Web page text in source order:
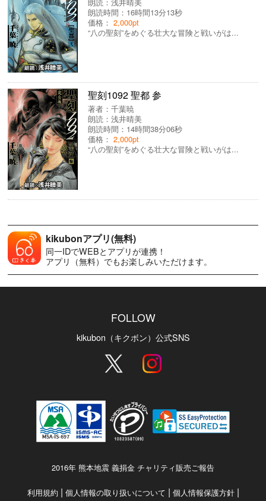
朗読時間：16時間13分13秒
価格：2,000pt
“八の聖刻”をめぐる壮大な冒険と戦いがは...
聖刻1092 聖都 参
著者：千葉暁
朗読：浅井晴美
朗読時間：14時間38分06秒
価格：2,000pt
“八の聖刻”をめぐる壮大な冒険と戦いがは...
kikubonアプリ(無料)
同一IDでWEBとアプリが連携！
アプリ（無料）でもお楽しみいただけます。
FOLLOW
kikubon（キクボン）公式SNS
2016年 熊本地震 義捐金 チャリティ販売ご報告
利用規約 | 個人情報の取り扱いについて | 個人情報保護方針|